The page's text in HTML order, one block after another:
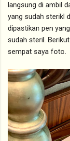
langsung di ambil
yang sudah sterikl
dipastikan pen
sudah steril.
sempat saya foto.